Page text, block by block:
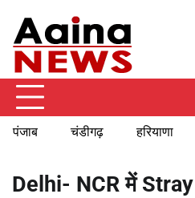
content
पंजाब चंडीगढ़ हरियाणा
Delhi- NCR में